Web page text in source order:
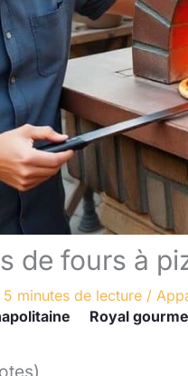
de fours à
5 minutes de lecture /
Royal